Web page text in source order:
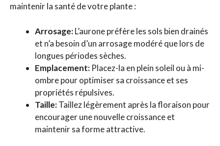
maintenir la santé de votre plante :
Arrosage:L’aurone préfère les sols bien drainés
et n’a besoin d’un arrosage modéré que lors de
longues périodes sèches.
Emplacement: Placez-la en plein soleil ou à mi-
ombre pour optimiser sa croissance et ses
propriétés répulsives.
Taille:Taillez légèrement après la floraison pour
encourager une nouvelle croissance et
maintenir sa forme attractive.